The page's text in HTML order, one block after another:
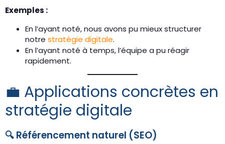
Exemples :
En l’ayant noté, nous avons pu mieux structurer
notre stratégie digitale.
En l’ayant noté à temps, l’équipe a pu réagir
rapidement.
💼 Applications concrètes en
stratégie digitale
🔍 Référencement naturel (SEO)